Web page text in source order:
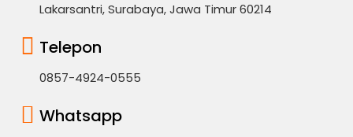
Lakarsantri, Surabaya, Jawa Timur 60214
Telepon
0857-4924-0555
Whatsapp